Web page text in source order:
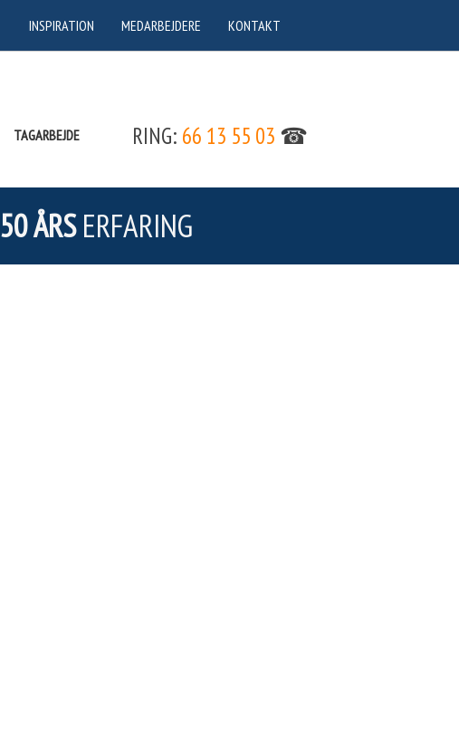
INSPIRATION MEDARBEJDERE KONTAKT
TAGARBEJDE RING: 66 13 55 03 ☎
50 ÅRSERFARING